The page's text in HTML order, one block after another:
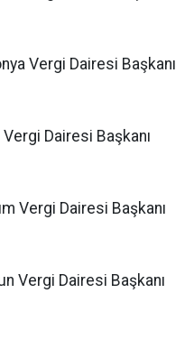
Vergi Dairesi Başkanı
Dairesi Başkanı
Vergi Dairesi Başkanı
Vergi Dairesi Başkanı